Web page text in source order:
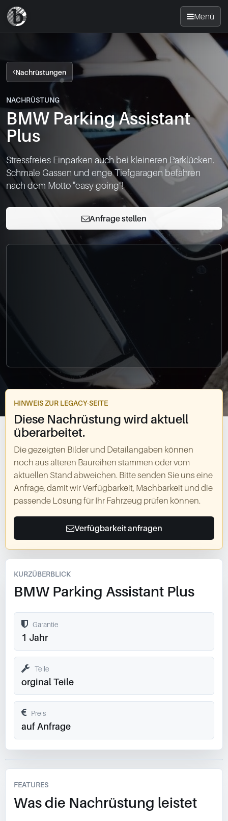
Menü
Nachrüsten
News
FAQ
Standorte
Kontakt
0049-861-900290
info@bimmer-manufaktur.de
Nachrüstungen
NACHRÜSTUNG
BMW Parking Assistant
Plus
Stressfreies Einparken auch bei kleineren Parklücken.
Schmale Gassen und enge Tiefgaragen befahren
nach dem Motto "easy going"!
Anfrage stellen
HINWEIS ZUR LEGACY-SEITE
Diese Nachrüstung wird aktuell
überarbeitet.
Die gezeigten Bilder und Detailangaben können
noch aus älteren Baureihen stammen oder vom
aktuellen Stand abweichen. Bitte senden Sie uns eine
Anfrage, damit wir Verfügbarkeit, Machbarkeit und die
passende Lösung für Ihr Fahrzeug prüfen können.
Verfügbarkeit anfragen
KURZÜBERBLICK
BMW Parking Assistant Plus
Garantie
1 Jahr
Teile
orginal Teile
Preis
auf Anfrage
FEATURES
Was die Nachrüstung leistet